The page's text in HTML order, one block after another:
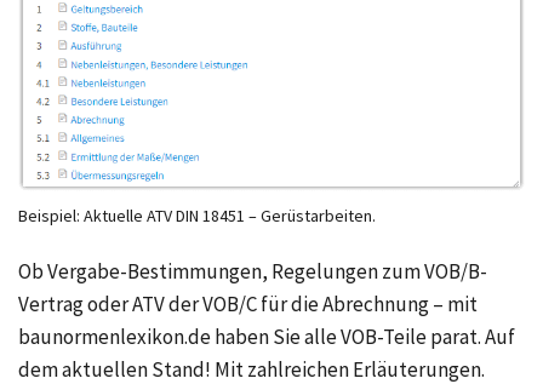
Beispiel: Aktuelle ATV DIN 18451 – Gerüstarbeiten.
Ob Vergabe-Bestimmungen, Regelungen zum VOB/B-
Vertrag oder ATV der VOB/C für die Abrechnung – mit
baunormenlexikon.de haben Sie alle VOB-Teile parat. Auf
dem aktuellen Stand! Mit zahlreichen Erläuterungen.